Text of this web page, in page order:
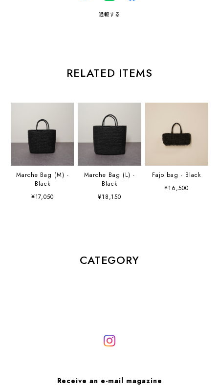
通報する
RELATED ITEMS
Marche Bag (M) -
Black
¥17,050
Marche Bag (L) -
Black
¥18,150
Fajo bag - Black
¥16,500
CATEGORY
Receive an e-mail magazine